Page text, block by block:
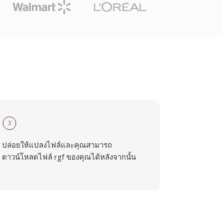
3
ปล่อยให้แปลงไฟล์และคุณสามารถ
ดาวน์โหลดไฟล์ rgf ของคุณได้หลังจากนั้น